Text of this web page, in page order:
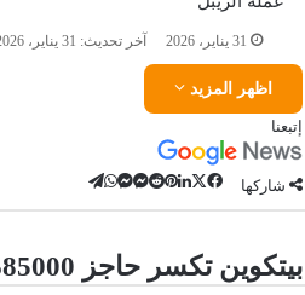
31 يناير، 2026 آخر تحديث: 31 يناير، 2026
اظهر المزيد
إتبعنا
شاركها فيسبوك‫Xلينكدإن
بينتيريست‏Redditماسنجر
ماسنجر
واتساب
تيلقرام
بيتكوين
تكسر
بيتكوين تكسر حاجز 85000$